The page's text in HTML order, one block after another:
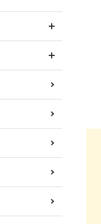
サンダル
ネコロゴシリーズ